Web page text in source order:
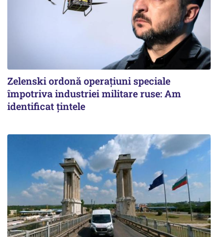
Zelenski ordonă operațiuni speciale
împotriva industriei militare ruse: Am
identificat țintele